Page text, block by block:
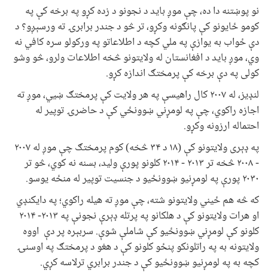
نو پوښتنه دا ده، چې موږ باید د نجونو د زده کړو په برخه کې په
کومو ځایونو کې پانګونه وکړو، تر څو د جندر برابرۍ ته ورسېږو؟ د
دې ځواب به يوازې په ملي کچه د اطلاعاتو په ورکولو سره کافي نه
وي، موږ باید د افغانستان له ولايتونو څخه اطلاعات ولرو، څو وشو
کولی په دې برخه کې پرمختګ اندازه کړو.
لنډیز، له ۲۰۰۷ کال راهیسې په هر ولايت کې پرمختګ ښيي، موږ ته
اجازه راکوي، چې په لومړني ښوونځي کې د حاضرۍ توپیر له
احتماله ارزونه وکړو.
په ډېری ولایتونو کې (۱۸ د ۳۴ څخه) کوم پرمختګ چې موږ له ۲۰۰۷
- ۲۰۰۸ څخه تر ۲۰۱۳ - ۲۰۱۴ کلونو پورې وليد، بسنه نه کوي، څو تر
۲۰۳۰ پورې په لومړنيو ښوونځيو د جنسیت توپیر له منځه یوسو.
که څه هم ځيني ولايتونو شته، چې موږ ته هيله راکوي؛ په دایکنډي
او هرات ولایتونو کې د هلکانو په پرتله ډېرې نجونې په ۲۰۱۳- ۲۰۱۴
کلونو کې لومړني ښوونځيو کې شاملې شوې. سربېره پر دې اووه
ولايتونه به په راتلونکو پنځو کلونو کې د هغو د پرمختګ په اوسنۍ
کچه به په لومړنیو ښوونځیو کې د جندر برابري ترلاسه کړي.